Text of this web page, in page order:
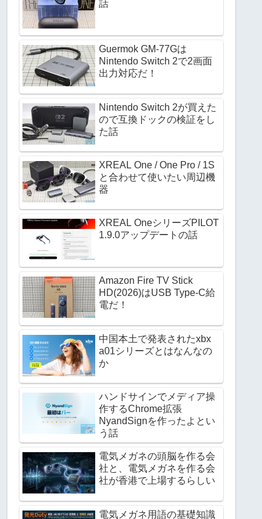
話
Guermok GM-77Gは
Nintendo Switch 2で2画面
出力対応だ！
Nintendo Switch 2が買えた
ので互換ドックの検証をし
た話
XREAL One / One Pro / 1S
と合わせて使いたい周辺機
器
XREAL OneシリーズPILOT
1.9.0アップデートの話
Amazon Fire TV Stick
HD(2026)はUSB Type-C給
電だ！
中国本土で発表されたxbx
a01シリーズとはなんなの
か
ハンドサインでメディア操
作するChrome拡張
NyandSignを作ったよとい
う話
電気メガネの頭脳を作る会
社と、電気メガネを作る会
社が香港で上場するらしい
電気メガネ用語の基礎知識